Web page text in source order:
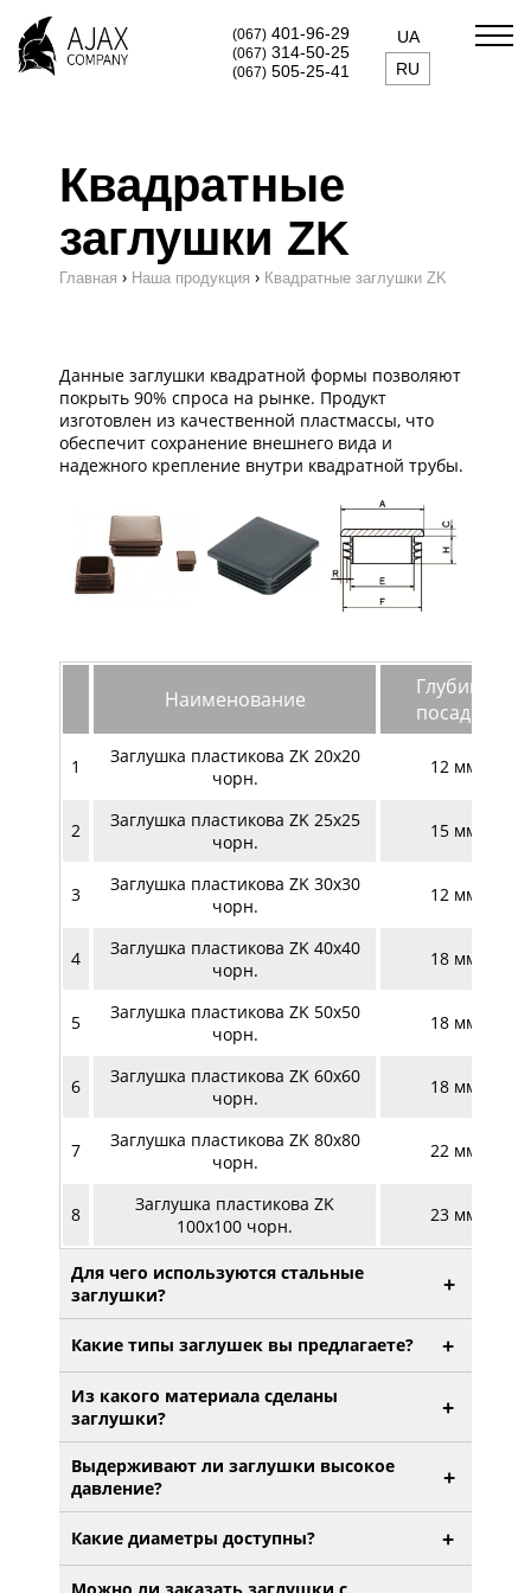
UA
RU
(067) 401-96-29
(067) 314-50-25
(067) 505-25-41
Квадратные
заглушки ZK
Главная › Наша продукция › Квадратные заглушки ZK
Данные заглушки квадратной формы позволяют
покрыть 90% спроса на рынке. Продукт
изготовлен из качественной пластмассы, что
обеспечит сохранение внешнего вида и
надежного крепление внутри квадратной трубы.
Наименование
Глубина
посадки
1
Заглушка пластикова ZK 20х20
чорн.
12 мм
2
Заглушка пластикова ZK 25х25
чорн.
15 мм
3
Заглушка пластикова ZK 30х30
чорн.
12 мм
4
Заглушка пластикова ZK 40х40
чорн.
18 мм
5
Заглушка пластикова ZK 50х50
чорн.
18 мм
6
Заглушка пластикова ZK 60х60
чорн.
18 мм
7
Заглушка пластикова ZK 80х80
чорн.
22 мм
8
Заглушка пластикова ZK
100х100 чорн.
23 мм
Для чего используются стальные
заглушки?
+
Какие типы заглушек вы предлагаете? +
Из какого материала сделаны
заглушки?
+
Выдерживают ли заглушки высокое
давление?
+
Какие диаметры доступны? +
Можно ли заказать заглушки с